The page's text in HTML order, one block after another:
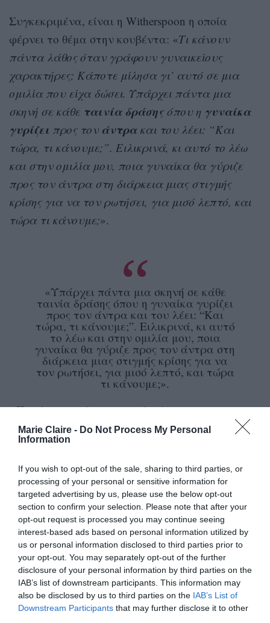
Marie Claire - Do Not Process My Personal
Information
If you wish to opt-out of the sale, sharing to third parties, or
processing of your personal or sensitive information for
targeted advertising by us, please use the below opt-out
section to confirm your selection. Please note that after your
opt-out request is processed you may continue seeing
interest-based ads based on personal information utilized by
us or personal information disclosed to third parties prior to
your opt-out. You may separately opt-out of the further
disclosure of your personal information by third parties on the
IAB’s list of downstream participants. This information may
also be disclosed by us to third parties on the IAB’s List of
Downstream Participants that may further disclose it to other
Συγκεκριμένα, είναι η Witherspoon η οποία
φέρνει το θέμα στην κουβέντα: «Τι κάνουν
πάντα λάθος όταν γράφουν γυναικείους
χαρακτήρες; Κάποτε μίλησα γι’ αυτό σε μια
ομιλία που είχα δώσει. Υπάρχει πάντα μια
σκηνή σε κάθε ταινία δράσηςόπου η γυναίκα
γυρίζει προς τον άντρακαι του λέει: “Και
τώρα, τι κάνουμε;”. Ειλικρινά, κι αυτό το λέω
και στην ομιλία μου, ποια γυναίκα θα γύριζε
προς τον άντρα στη διάρκεια μιας στιγμής
κρίσης για να τον ρωτήσει, για μισό λεπτό, και
τώρα τι κάνουμε;».
«Υπάρχει πάντα μια σκηνή σε κάθε
ταινία δράσης όπου η γυναίκα γυρίζει
προς τον άντρα και του λέει: “Και
τώρα, τι κάνουμε;”. Ειλικρινά, κι αυτό
το λέω και στην ομιλία μου, ποια
γυναίκα θα γύριζε προς τον άντρα στη
διάρκεια μιας στιγμής κρίσης για να
τον ρωτήσει, για μισό λεπτό, και τώρα
τι κάνουμε;».
«Ποτέ μα ποτέ» συμφωνεί η Aniston, και η
Witherspoon συνεχίζει: «Έχετε βρεθεί ποτέ σε
τροχαίο ή σε μια κατάσταση, π.χ., να έχει
πλημμυρίσει ένα σπίτι και να γυρίζετε προς τον
άντρα και να του λέτε, τώρα τι κάνουμε;». Σε
αυτό το σημείο οι συνομιλήτριές της συμφωνούν
ότι αν κάποιος από τους δύο ρωτήσει τον άλλο
τι κάνουν, αυτός μπορεί να είναι ο άντρας και
όχι η γυναίκα.
Δείτε το απόσπασμα της συζήτησής τους: